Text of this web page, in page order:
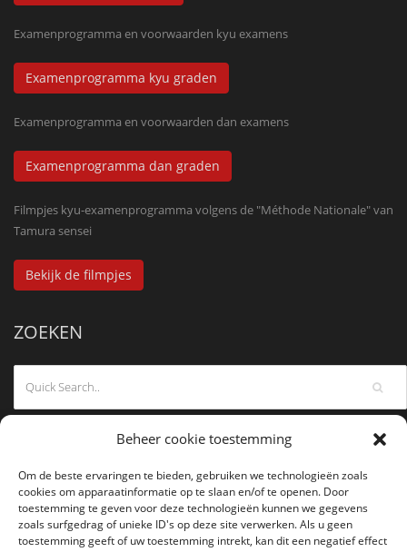
Beheer cookie toestemming
Om de beste ervaringen te bieden, gebruiken we technologieën zoals
cookies om apparaatinformatie op te slaan en/of te openen. Door
toestemming te geven voor deze technologieën kunnen we gegevens
zoals surfgedrag of unieke ID's op deze site verwerken. Als u geen
toestemming geeft of uw toestemming intrekt, kan dit een negatief effect
Examenprogramma en voorwaarden kyu examens
Examenprogramma kyu graden
Examenprogramma en voorwaarden dan examens
Examenprogramma dan graden
Filmpjes kyu-examenprogramma volgens de "Méthode Nationale" van
Tamura sensei
Bekijk de filmpjes
ZOEKEN